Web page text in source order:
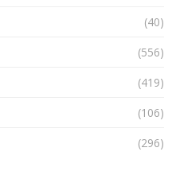
(40)
(556)
(419)
(106)
(296)